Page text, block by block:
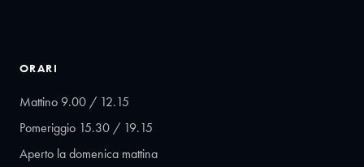
ORARI
Mattino 9.00 / 12.15
Pomeriggio 15.30 / 19.15
Aperto la domenica mattina